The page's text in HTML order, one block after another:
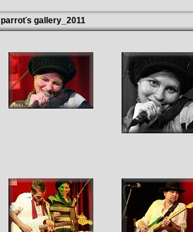
parroťs gallery_2011